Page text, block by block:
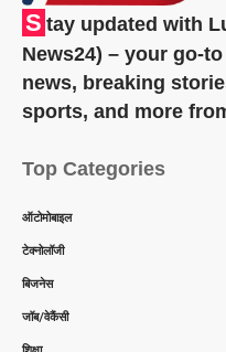
S tay updated with
News24) – your go-
news, breaking
sports, and more
Top Categories
ऑटोमोबाइल
टेक्नोलॉजी
बिजनेस
जॉब/वेकैंसी